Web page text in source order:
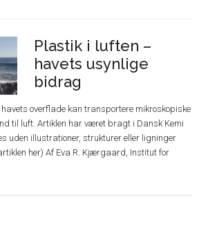
Plastik i luften –
havets usynlige
bidrag
overflade kan transportere mikroskopiske
til luft. Artiklen har været bragt i Dansk Kemi
uden illustrationer, strukturer eller ligninger
her) Af Eva R. Kjærgaard, Institut for